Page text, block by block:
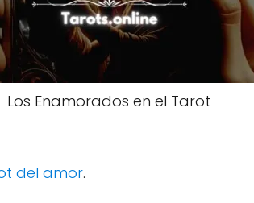
Los Enamorados en el Tarot
del amor.